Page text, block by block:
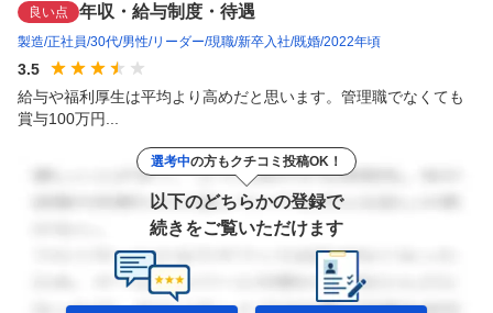
良い点 年収・給与制度・待遇
製造 正社員 30代 男性 リーダー 現職 新卒入社 既婚 2022年頃
3.5
給与や福利厚生は平均より高めだと思います。管理職でなくても
賞与100万円...
選考中の方もクチコミ投稿OK！
以下のどちらかの登録で
続きをご覧いただけます